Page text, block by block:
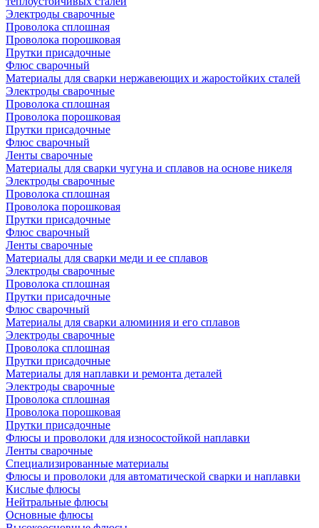
Электроды сварочные
Проволока сплошная
Проволока порошковая
Прутки присадочные
Флюс сварочный
Материалы для сварки нержавеющих и жаростойких сталей
Электроды сварочные
Проволока сплошная
Проволока порошковая
Прутки присадочные
Флюс сварочный
Ленты сварочные
Материалы для сварки чугуна и сплавов на основе никеля
Электроды сварочные
Проволока сплошная
Проволока порошковая
Прутки присадочные
Флюс сварочный
Ленты сварочные
Материалы для сварки меди и ее сплавов
Электроды сварочные
Проволока сплошная
Прутки присадочные
Флюс сварочный
Материалы для сварки алюминия и его сплавов
Электроды сварочные
Проволока сплошная
Прутки присадочные
Материалы для наплавки и ремонта деталей
Электроды сварочные
Проволока сплошная
Проволока порошковая
Прутки присадочные
Флюсы и проволоки для износостойкой наплавки
Ленты сварочные
Специализированные материалы
Флюсы и проволоки для автоматической сварки и наплавки
Кислые флюсы
Нейтральные флюсы
Основные флюсы